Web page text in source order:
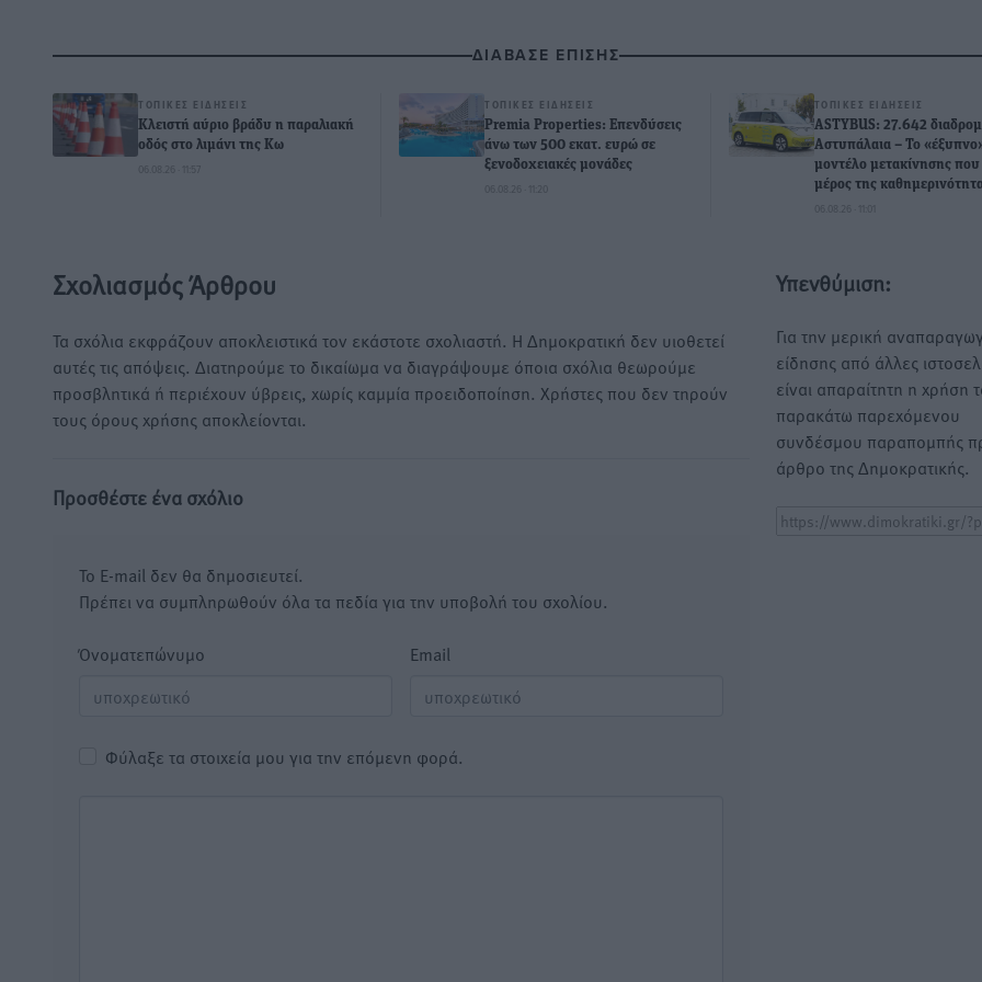
ΔΙΑΒΑΣΕ ΕΠΙΣΗΣ
ΤΟΠΙΚΈΣ ΕΙΔΉΣΕΙΣ
Κλειστή αύριο βράδυ η παραλιακή
οδός στο λιμάνι της Κω
06.08.26 · 11:57
ΤΟΠΙΚΈΣ ΕΙΔΉΣΕΙΣ
Premia Properties: Επενδύσεις
άνω των 500 εκατ. ευρώ σε
ξενοδοχειακές μονάδες
06.08.26 · 11:20
ΤΟΠΙΚΈΣ ΕΙΔΉΣΕΙΣ
ASTYBUS: 27.642
Αστυπάλαια – Το
μοντέλο μετακίνησης που
μέρος της
06.08.26 · 11:01
Σχολιασμός Άρθρου
Τα σχόλια εκφράζουν αποκλειστικά τον εκάστοτε σχολιαστή. Η Δημοκρατική δεν υιοθετεί
αυτές τις απόψεις. Διατηρούμε το δικαίωμα να διαγράψουμε όποια σχόλια θεωρούμε
προσβλητικά ή περιέχουν ύβρεις, χωρίς καμμία προειδοποίηση. Χρήστες που δεν τηρούν
τους όρους χρήσης αποκλείονται.
Προσθέστε ένα σχόλιο
Το E-mail δεν θα δημοσιευτεί.
Πρέπει να συμπληρωθούν όλα τα πεδία για την υποβολή του σχολίου.
Όνοματεπώνυμο Email
Φύλαξε τα στοιχεία μου για την επόμενη φορά.
Υπενθύμιση:
Για την μερική
είδησης από άλλες
είναι απαραίτητη η χρήση
παρακάτω παρεχόμενου
συνδέσμου παραπομπής
άρθρο της Δημοκρατικής.